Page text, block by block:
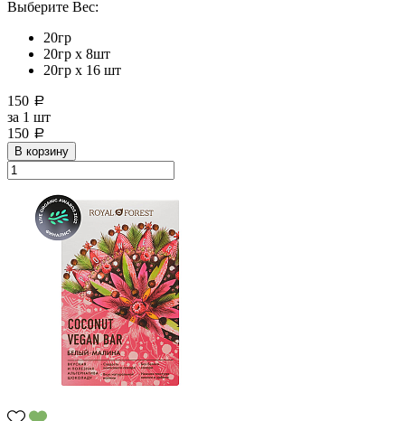
Выберите Вес:
20гр
20гр x 8шт
20гр х 16 шт
150 a
за 1 шт
150 a
В корзину